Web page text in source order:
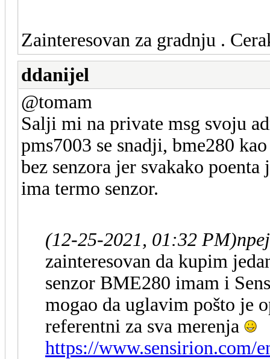
Zainteresovan za gradnju .
ddanijel
@tomam
Salji mi na private msg svoju
pms7003 se snadji, bme280
bez senzora jer svakako
ima termo senzor.
(12-25-2021, 01:32 PM)
zainteresovan da kupim
senzor BME280 imam i
mogao da uglavim pošto je
referentni za sva merenja
https://www.sensirion.com/